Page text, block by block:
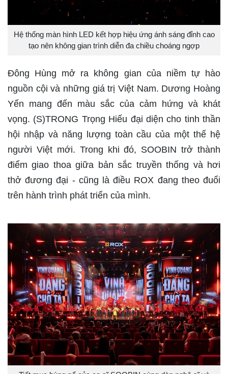
Hệ thống màn hình LED kết hợp hiệu ứng ánh sáng đỉnh cao
tạo nên không gian trình diễn đa chiều choáng ngợp
Đông Hùng mở ra không gian của niềm tự hào
nguồn cội và những giá trị Việt Nam. Dương Hoàng
Yến mang đến màu sắc của cảm hứng và khát
vọng. (S)TRONG Trọng Hiếu đại diện cho tinh thần
hội nhập và năng lượng toàn cầu của một thế hệ
người Việt mới. Trong khi đó, SOOBIN trở thành
điểm giao thoa giữa bản sắc truyền thống và hơi
thở đương đại - cũng là điều ROX đang theo đuổi
trên hành trình phát triển của mình.